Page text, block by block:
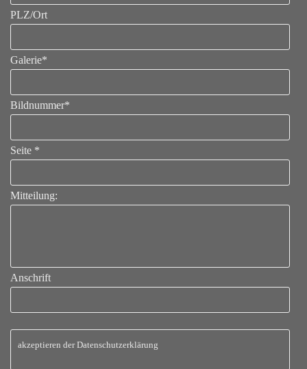
PLZ/Ort
Galerie*
Bildnummer*
Seite *
Mitteilung:
Anschrift
akzeptieren der Datenschutzerklärung